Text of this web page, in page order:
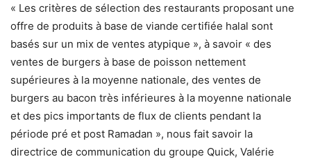
« Les critères de sélection des restaurants proposant une
offre de produits à base de viande certifiée halal sont
basés sur un mix de ventes atypique », à savoir « des
ventes de burgers à base de poisson nettement
supérieures à la moyenne nationale, des ventes de
burgers au bacon très inférieures à la moyenne nationale
et des pics importants de flux de clients pendant la
période pré et post Ramadan », nous fait savoir la
directrice de communication du groupe Quick, Valérie